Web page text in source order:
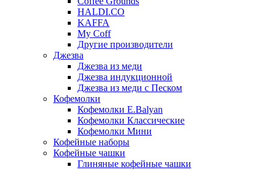
HALDI.CO
KAFFA
My Coff
Другие производители
Джезва
Джезва из меди
Джезва индукционной
Джезва из меди с Песком
Кофемолки
Кофемолки E.Balyan
Кофемолки Классические
Кофемолки Мини
Кофейные наборы
Кофейные чашки
Глиняные кофейные чашки